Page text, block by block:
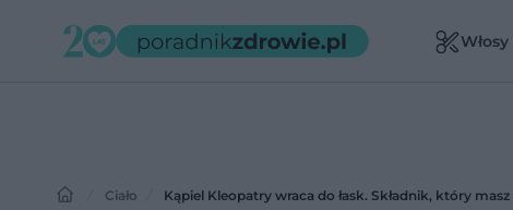
Włosy
Ciało Kąpiel Kleopatry wraca do łask. Składnik, który